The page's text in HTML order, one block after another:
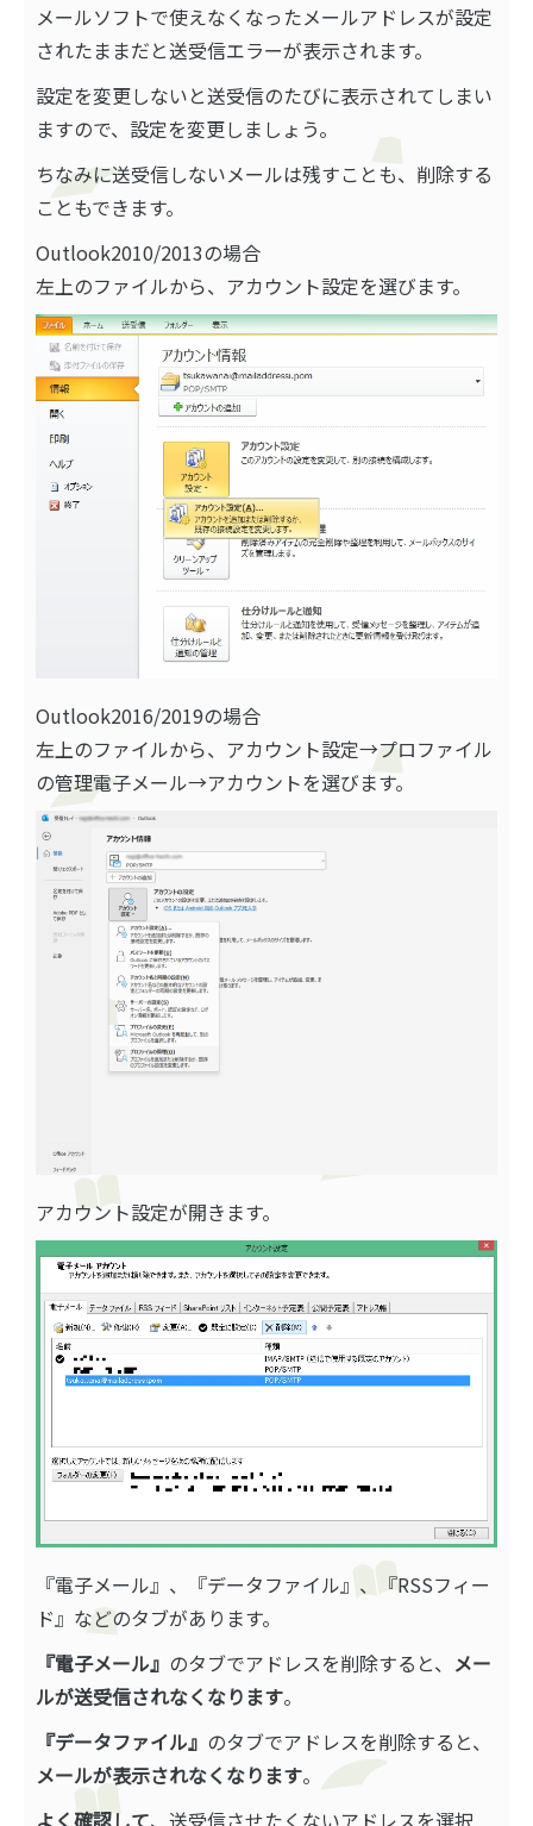
メールソフトで使えなくなったメールアドレスが設定
されたままだと送受信エラーが表示されます。
設定を変更しないと送受信のたびに表示されてしまい
ますので、設定を変更しましょう。
ちなみに送受信しないメールは残すことも、削除する
こともできます。
Outlook2010/2013の場合
左上のファイルから、アカウント設定を選びます。
Outlook2016/2019の場合
左上のファイルから、アカウント設定→プロファイル
の管理電子メール→アカウントを選びます。
アカウント設定が開きます。
『電子メール』、『データファイル』、『RSSフィー
ド』などのタブがあります。
『電子メール』 のタブでアドレスを削除すると、 メー
ルが送受信されなくなります。
『データファイル』 のタブでアドレスを削除すると、
メールが表示されなくなります。
よく確認して、送受信させたくないアドレスを選択